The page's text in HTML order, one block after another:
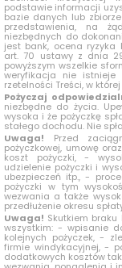
podstawie informacji
bazie danych lub
przedstawienia, na
niezbędnych do
jest bank, ocena ryzyka
art. 70 ustawy z dnia
powyższym wszelkie
weryfikacja nie
rzetelności Treści, w
Pożyczaj
niezbędne do życia.
wysoka i że pożyczkę
stałego dochodu. Nie
Uwaga! Przed
pożyczkowej, umowę
koszt pożyczki, -
udzielenie pożyczki i
ubezpieczeń itp., -
pożyczki w tym
wezwania a także
przedłużenie okresu
Uwaga! Skutkiem braku
wszystkim: - wpisanie
kolejnych pożyczek, -
firmie windykacyjnej, -
dodatkowych kosztów